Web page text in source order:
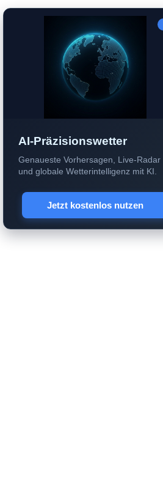
AI-Präzisionswetter
Genaueste Vorhersagen, Live-Radar
und globale Wetterintelligenz mit KI.
Jetzt kostenlos nutzen